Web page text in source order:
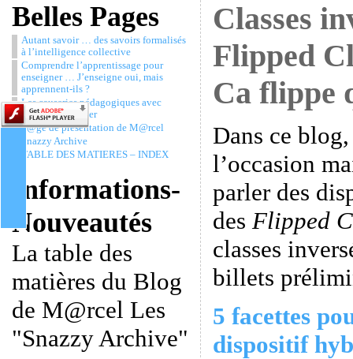
Belles Pages
Autant savoir … des savoirs formalisés
à l’intelligence collective
Comprendre l’apprentissage pour
enseigner … J’enseigne oui, mais
apprennent-ils ?
Les causeries pédagogiques avec
Christophe Batier
P@ge de présentation de M@rcel
Snazzy Archive
TABLE DES MATIERES – INDEX
Informations-
Nouveautés
La table des
matières du Blog
de M@rcel Les
"Snazzy Archive"
Classes
Flipped
Ca flippe
Dans ce
l’occasion
parler des
des Flipped
classes
billets
5 facettes
dispositif